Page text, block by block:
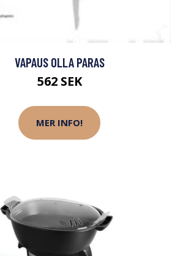
VAPAUS OLLA PARAS
562 SEK
MER INFO!